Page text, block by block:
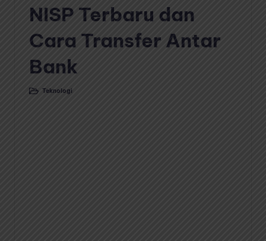
NISP Terbaru dan
Cara Transfer Antar
Bank
PostedTeknologi